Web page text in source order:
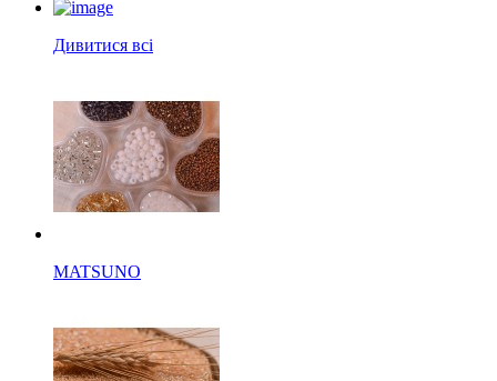
Дивитися всі
MATSUNO